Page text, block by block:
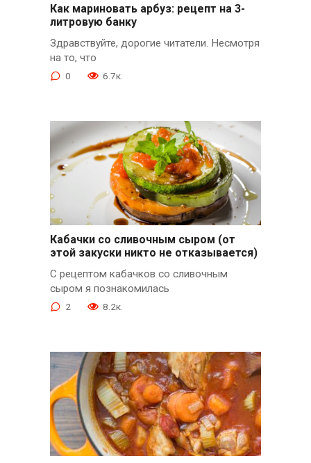
Как мариновать арбуз: рецепт на 3-
литровую банку
Здравствуйте, дорогие читатели. Несмотря
на то, что
0 6.7к.
Кабачки со сливочным сыром (от
этой закуски никто не отказывается)
С рецептом кабачков со сливочным
сыром я познакомилась
2 8.2к.